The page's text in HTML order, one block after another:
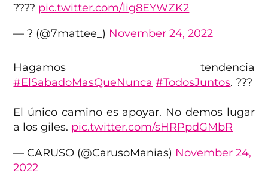
???? pic.twitter.com/lig8EYWZK2
— ? (@7mattee_) November 24, 2022
Hagamos tendencia
#ElSabadoMasQueNunca #TodosJuntos. ???
El único camino es apoyar. No demos lugar
a los giles. pic.twitter.com/sHRPpdGMbR
— CARUSO (@CarusoManias) November 24,
2022